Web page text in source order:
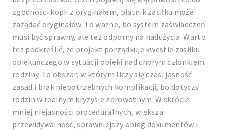
zgodności kopii z oryginałem, płatnik zasiłku może
zażądać oryginałów. To ważne, bo system zaświadczeń
musi być sprawny, ale też odporny na nadużycia. Warto
też podkreślić, że projekt porządkuje kwestie zasiłku
opiekuńczego w sytuacji opieki nad chorym członkiem
rodziny. To obszar, w którym liczy się czas, jasność
zasad i brak niepotrzebnych komplikacji, bo dotyczy
rodzin w realnym kryzysie zdrowotnym. W skrócie:
mniej niejasności proceduralnych, większa
przewidywalność, sprawniejszy obieg dokumentów i